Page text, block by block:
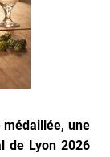
médaillée, une
de Lyon 2026